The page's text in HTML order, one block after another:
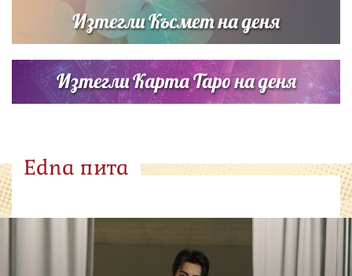
Изтегли Късмет на деня
Изтегли Карта Таро на деня
Edna пита